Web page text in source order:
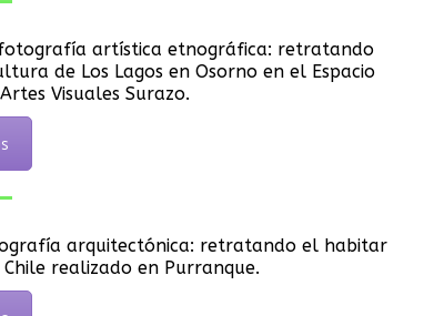
artística etnográfica: retratando
de Los Lagos en Osorno en el Espacio
Visuales Surazo.
arquitectónica: retratando el habitar
realizado en Purranque.